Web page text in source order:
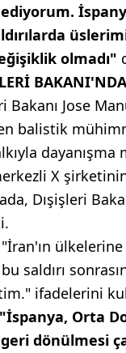
olmadı"
Bakanı Jose
balistik
dayanışma
X
Dışişleri
ülkelerine
bu saldırı
ifadelerini
"İspanya, Orta
dönülmesi